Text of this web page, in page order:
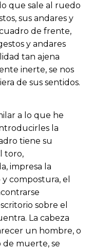
que sale al ruedo
sus andares y
de frente,
y andares
tan ajena
inerte, se nos
de sus sentidos.
a lo que he
la
tiene su
toro,
impresa la
compostura, el
sobre el
La cabeza
un hombre, o
de muerte, se